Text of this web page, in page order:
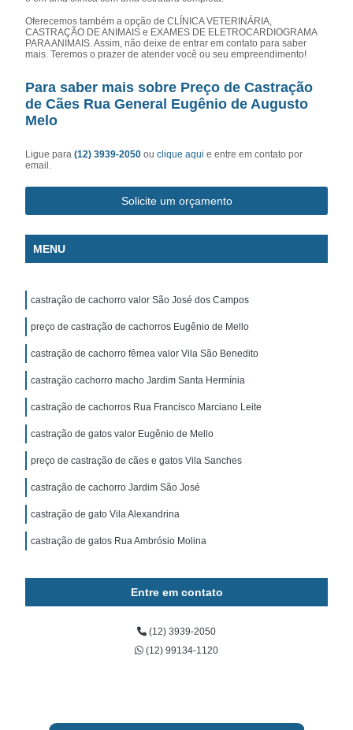
Oferecemos também a opção de CLÍNICA VETERINÁRIA,
CASTRAÇÃO DE ANIMAIS e EXAMES DE ELETROCARDIOGRAMA
PARA ANIMAIS. Assim, não deixe de entrar em contato para saber
mais. Teremos o prazer de atender você ou seu empreendimento!
Para saber mais sobre Preço de Castração
de Cães Rua General Eugênio de Augusto
Melo
Ligue para(12) 3939-2050ouclique aqui e entre em contato por
email.
Solicite um orçamento
MENU
castração de cachorro valor São José dos Campos
preço de castração de cachorros Eugênio de Mello
castração de cachorro fêmea valor Vila São Benedito
castração cachorro macho Jardim Santa Hermínia
castração de cachorros Rua Francisco Marciano Leite
castração de gatos valor Eugênio de Mello
preço de castração de cães e gatos Vila Sanches
castração de cachorro Jardim São José
castração de gato Vila Alexandrina
castração de gatos Rua Ambrósio Molina
Entre em contato
(12) 3939-2050
(12) 99134-1120